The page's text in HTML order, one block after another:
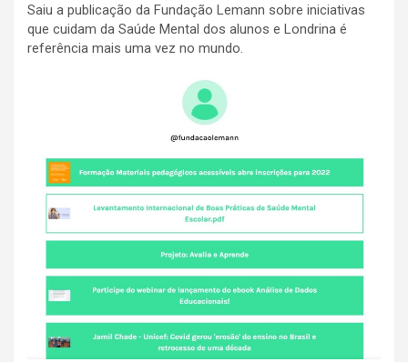
Saiu a publicação da Fundação Lemann sobre iniciativas
que cuidam da Saúde Mental dos alunos e Londrina é
referência mais uma vez no mundo.